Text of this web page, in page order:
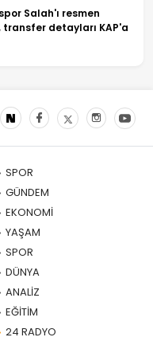
Salah'ı resmen
transfer detayları KAP'a
SPOR
GÜNDEM
EKONOMİ
YAŞAM
SPOR
DÜNYA
ANALİZ
EĞİTİM
24 RADYO